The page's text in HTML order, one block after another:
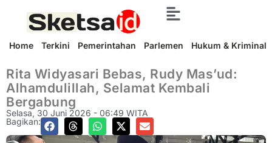
Home Terkini Pemerintahan Parlemen Hukum & Kriminal
Rita Widyasari Bebas, Rudy Mas’ud:
Alhamdulillah, Selamat Kembali
Bergabung
Selasa, 30 Juni 2026 - 06:49 WITA
Bagikan: